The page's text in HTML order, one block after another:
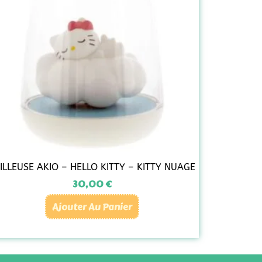
AKIO – HELLO KITTY – KITTY NUAGE
30,00€
Ajouter Au Panier